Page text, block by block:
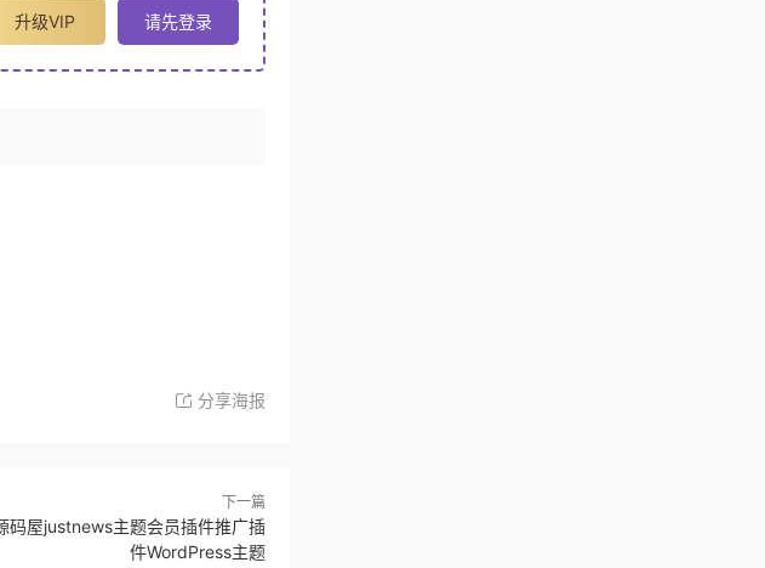
升级VIP 请先登录
分享海报
下一篇
码屋justnews主题会员插件推广插
件WordPress主题